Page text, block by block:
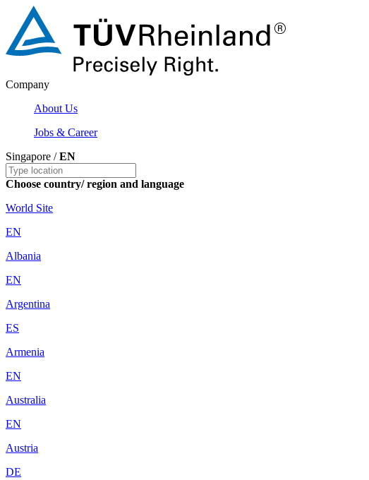
Company
About Us
Jobs & Career
Singapore /EN
Choose country/ region and language
World Site
EN
Albania
EN
Argentina
ES
Armenia
EN
Australia
EN
Austria
DE